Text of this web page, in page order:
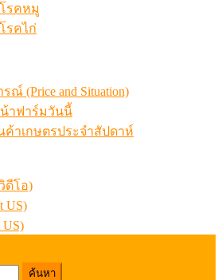
โรคหมู
โรคไก่
(Price and Situation)
าฟาร์มวันนี้
ค้าเกษตรประจำสัปดาห์
ดีโอ)
US)
US)